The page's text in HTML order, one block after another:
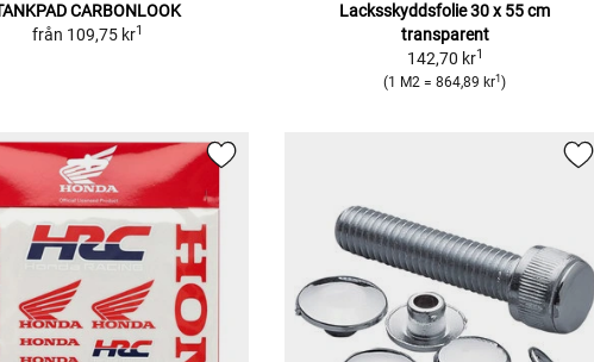
CARBONLOOK
från 109,75 kr1
Lacksskyddsfolie 30 x 55 cm
transparent
142,70 kr1
(1 M2 = 864,89 kr1)